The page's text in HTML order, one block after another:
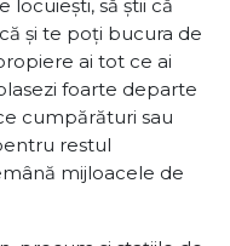
locuiești, să știi că
și te poți bucura de
ai tot ce ai
foarte departe
cumpărături sau
restul
mijloacele de